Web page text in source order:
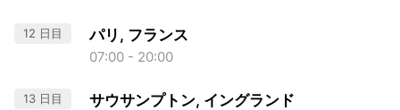
12 日目 パリ, フランス
07:00 - 20:00
13 日目 サウサンプトン, イングランド